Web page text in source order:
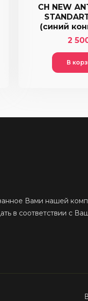
CH NEW
(синий
2
В
Вами нашей
в соответствии с